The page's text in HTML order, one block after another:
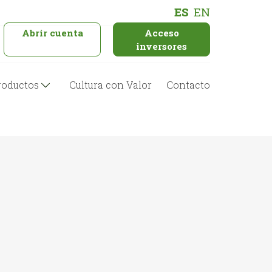
ES EN
Abrir cuenta
Acceso
inversores
Cultura con Valor Contacto